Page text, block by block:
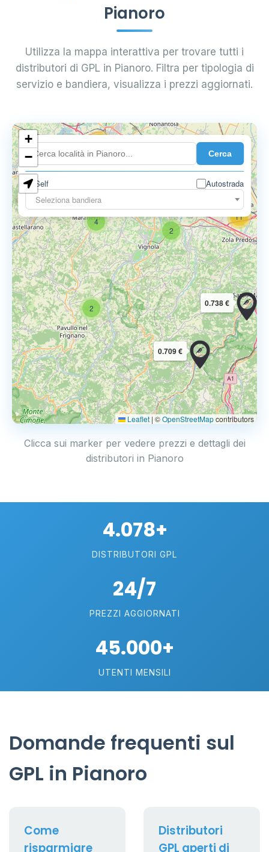
Pianoro
Utilizza la mappa interattiva per trovare tutti i
distributori di GPL in Pianoro. Filtra per tipologia di
servizio e bandiera, visualizza i prezzi aggiornati.
Cerca
Self
Autostrada
Seleziona bandiera
2
4
11
18
9
2
11
0.709 €
0.738 €
+
−
Leaflet | ©OpenStreetMapcontributors
Clicca sui marker per vedere prezzi e dettagli dei
distributori in Pianoro
4.078+
DISTRIBUTORI GPL
24/7
PREZZI AGGIORNATI
45.000+
UTENTI MENSILI
Domande frequenti sul
GPL in Pianoro
Come
risparmiare
Distributori
GPL aperti di